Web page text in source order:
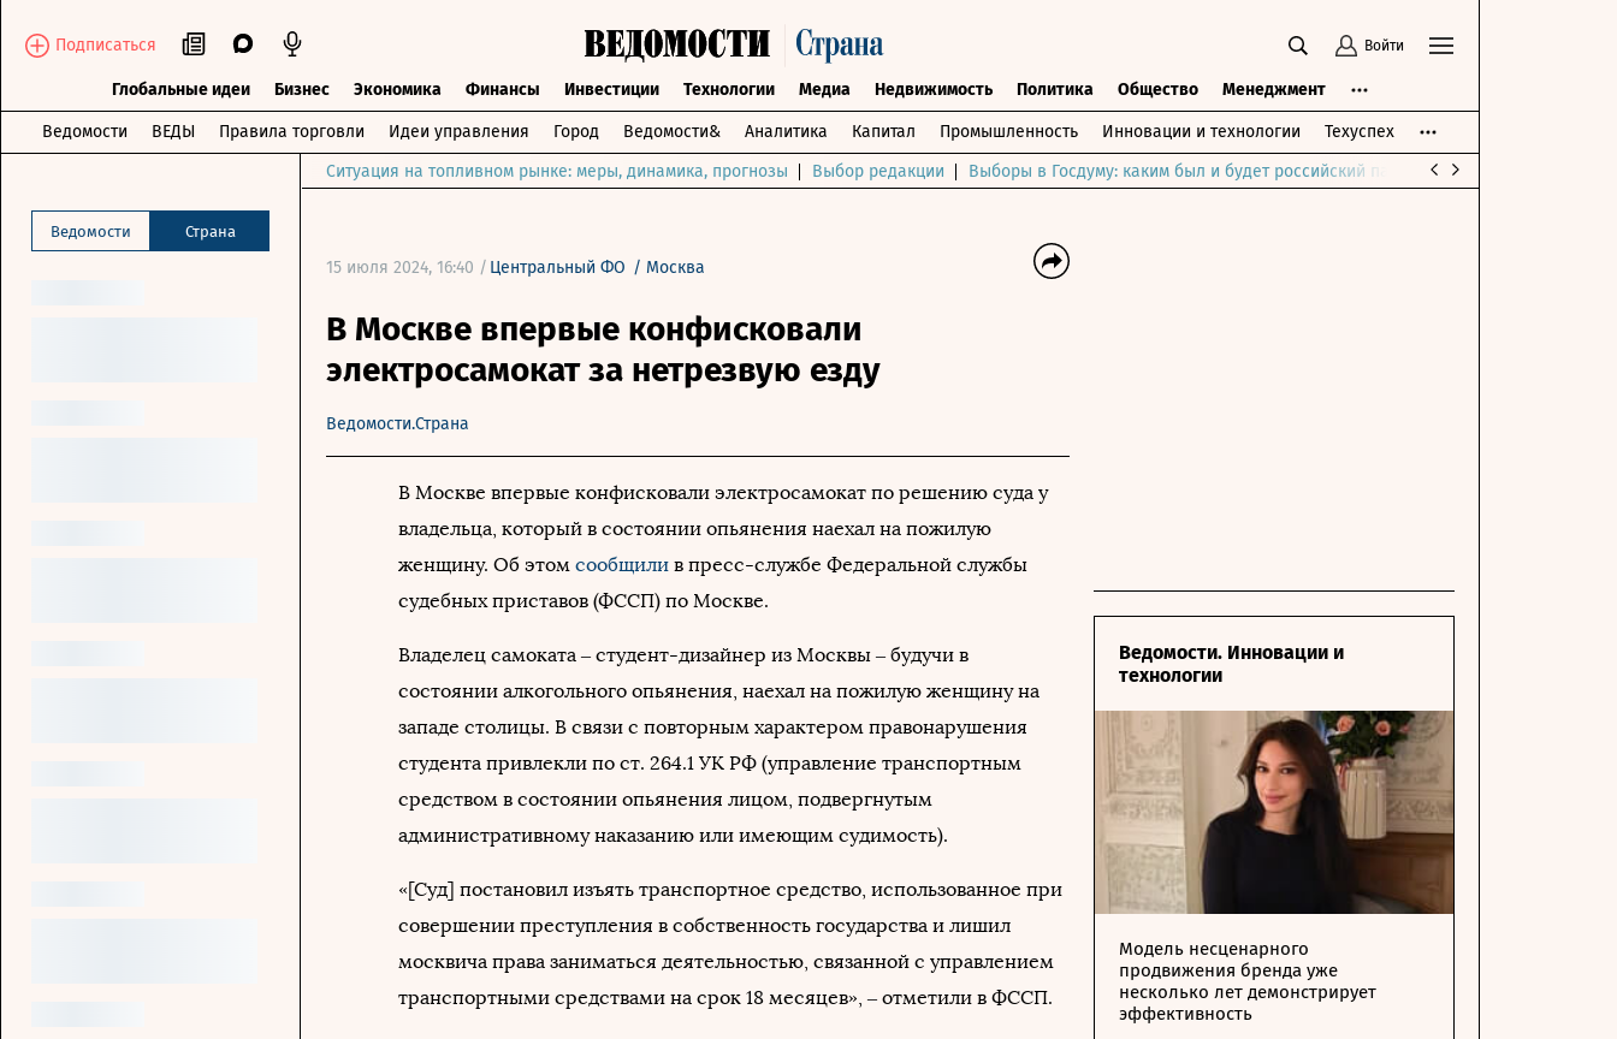
Подписаться Войти
Глобальные идеи Бизнес Экономика Финансы Инвестиции Технологии Медиа Недвижимость Политика Общество Менеджмент
Ведомости ВЕДЫ Правила торговли Идеи управления Город Ведомости& Аналитика Капитал Промышленность Инновации и технологии Техуспех
Ведомости Страна
Ситуация на топливном рынке: меры, динамика, прогнозы Выбор редакции Выборы в Госдуму: каким был и будет российский парламент
15 июля 2024, 16:40 / Центральный ФО / Москва
В Москве впервые конфисковали
электросамокат за нетрезвую езду
Ведомости.Страна
В Москве впервые конфисковали электросамокат по решению суда у
владельца, который в состоянии опьянения наехал на пожилую
женщину. Об этом сообщили в пресс-службе Федеральной службы
судебных приставов (ФССП) по Москве.
Владелец самоката – студент-дизайнер из Москвы – будучи в
состоянии алкогольного опьянения, наехал на пожилую женщину на
западе столицы. В связи с повторным характером правонарушения
студента привлекли по ст. 264.1 УК РФ (управление транспортным
средством в состоянии опьянения лицом, подвергнутым
административному наказанию или имеющим судимость).
«[Суд] постановил изъять транспортное средство, использованное при
совершении преступления в собственность государства и лишил
москвича права заниматься деятельностью, связанной с управлением
транспортными средствами на срок 18 месяцев», – отметили в ФССП.
Ведомости. Инновации и
технологии
Модель несценарного
продвижения бренда уже
несколько лет демонстрирует
эффективность